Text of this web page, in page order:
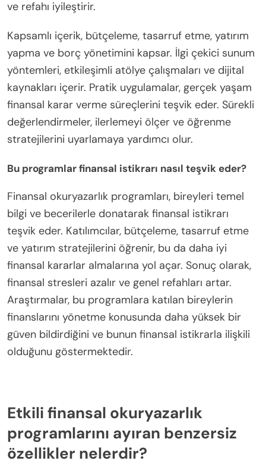
ve refahı iyileştirir.
Kapsamlı içerik, bütçeleme, tasarruf etme, yatırım
yapma ve borç yönetimini kapsar. İlgi çekici sunum
yöntemleri, etkileşimli atölye çalışmaları ve dijital
kaynakları içerir. Pratik uygulamalar, gerçek yaşam
finansal karar verme süreçlerini teşvik eder. Sürekli
değerlendirmeler, ilerlemeyi ölçer ve öğrenme
stratejilerini uyarlamaya yardımcı olur.
Bu programlar finansal istikrarı nasıl teşvik eder?
Finansal okuryazarlık programları, bireyleri temel
bilgi ve becerilerle donatarak finansal istikrarı
teşvik eder. Katılımcılar, bütçeleme, tasarruf etme
ve yatırım stratejilerini öğrenir, bu da daha iyi
finansal kararlar almalarına yol açar. Sonuç olarak,
finansal stresleri azalır ve genel refahları artar.
Araştırmalar, bu programlara katılan bireylerin
finanslarını yönetme konusunda daha yüksek bir
güven bildirdiğini ve bunun finansal istikrarla ilişkili
olduğunu göstermektedir.
Etkili finansal okuryazarlık
programlarını ayıran benzersiz
özellikler nelerdir?